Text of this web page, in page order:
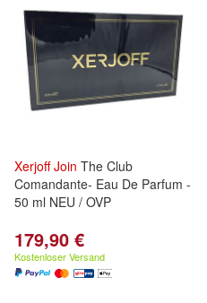
Xerjoff Join The Club
Comandante- Eau De Parfum -
50 ml NEU / OVP
179,90 €
Kostenloser Versand